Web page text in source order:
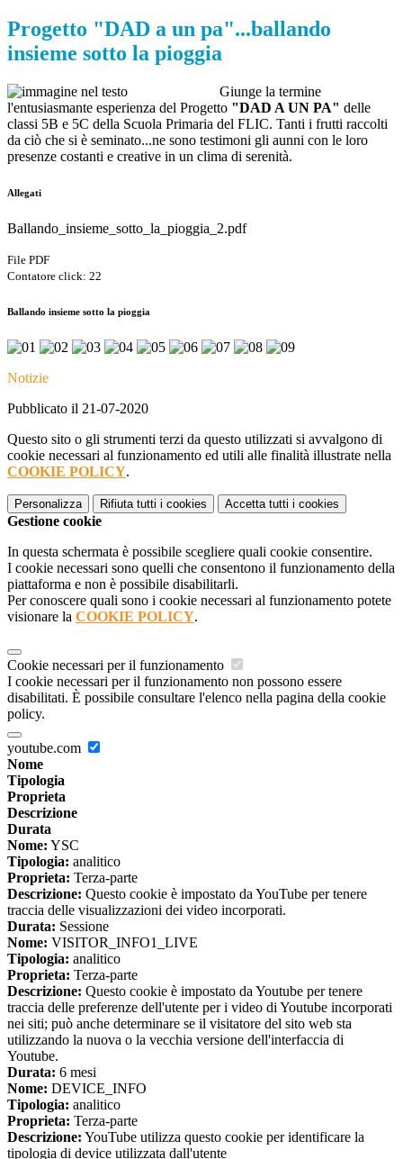
Progetto "DAD a un pa"...ballando
insieme sotto la pioggia
Giunge la termine
l'entusiasmante esperienza del Progetto "DAD A UN PA" delle
classi 5B e 5C della Scuola Primaria del FLIC. Tanti i frutti raccolti
da ciò che si è seminato...ne sono testimoni gli aunni con le loro
presenze costanti e creative in un clima di serenità.
Allegati
Ballando_insieme_sotto_la_pioggia_2.pdf
File PDF
Contatore click: 22
Ballando insieme sotto la pioggia
Notizie
Pubblicato il 21-07-2020
Questo sito o gli strumenti terzi da questo utilizzati si avvalgono di
cookie necessari al funzionamento ed utili alle finalità illustrate nella
COOKIE POLICY.
Personalizza Rifiuta tutti i cookies Accetta tutti i cookies
Gestione cookie
In questa schermata è possibile scegliere quali cookie consentire.
I cookie necessari sono quelli che consentono il funzionamento della
piattaforma e non è possibile disabilitarli.
Per conoscere quali sono i cookie necessari al funzionamento potete
visionare la COOKIE POLICY.
Cookie necessari per il funzionamento
I cookie necessari per il funzionamento non possono essere
disabilitati. È possibile consultare l'elenco nella pagina della cookie
policy.
youtube.com
Nome
Tipologia
Proprieta
Descrizione
Durata
Nome: YSC
Tipologia: analitico
Proprieta: Terza-parte
Descrizione: Questo cookie è impostato da YouTube per tenere
traccia delle visualizzazioni dei video incorporati.
Durata: Sessione
Nome: VISITOR_INFO1_LIVE
Tipologia: analitico
Proprieta: Terza-parte
Descrizione: Questo cookie è impostato da Youtube per tenere
traccia delle preferenze dell'utente per i video di Youtube incorporati
nei siti; può anche determinare se il visitatore del sito web sta
utilizzando la nuova o la vecchia versione dell'interfaccia di
Youtube.
Durata: 6 mesi
Nome: DEVICE_INFO
Tipologia: analitico
Proprieta: Terza-parte
Descrizione: YouTube utilizza questo cookie per identificare la
tipologia di device utilizzata dall'utente